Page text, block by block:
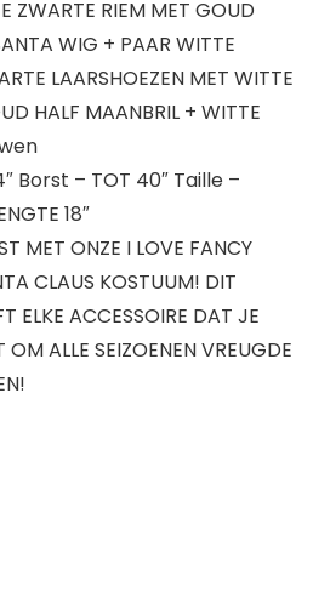
ZWARTE RIEM MET GOUD
WIG + PAAR WITTE
LAARSHOEZEN MET WITTE
HALF MAANBRIL + WITTE
Borst – TOT 40″ Taille –
18″
MET ONZE I LOVE FANCY
CLAUS KOSTUUM! DIT
ELKE ACCESSOIRE DAT JE
ALLE SEIZOENEN VREUGDE